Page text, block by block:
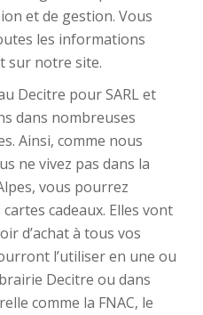
et de gestion. Vous
les informations
sur notre site.
Decitre pour SARL et
dans nombreuses
Ainsi, comme nous
ne vivez pas dans la
vous pourrez
cadeaux. Elles vont
d’achat à tous vos
l’utiliser en une ou
Decitre ou dans
comme la FNAC, le